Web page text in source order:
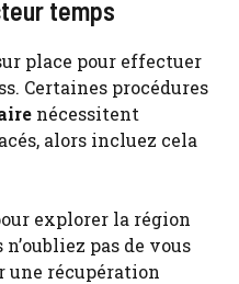
temps
place pour effectuer
Certaines procédures
nécessitent
alors incluez cela
explorer la région
pas de vous
une récupération